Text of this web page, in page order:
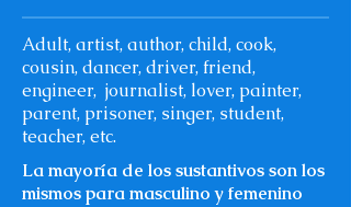
Adult, artist, author, child, cook,
cousin, dancer, driver, friend,
engineer, journalist, lover, painter,
parent, prisoner, singer, student,
teacher, etc.
La mayoría de los sustantivos son los
mismos para masculino y femenino